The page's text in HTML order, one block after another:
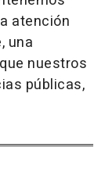
atención
una
nuestros
públicas,